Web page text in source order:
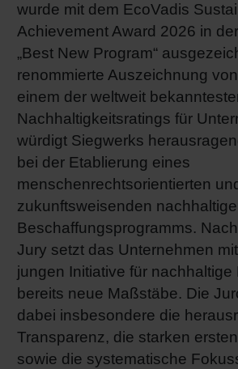
wurde mit dem EcoVadis
Achievement Award 2026 in
„Best New Program“
renommierte Auszeichnung
einem der weltweit
Nachhaltigkeitsratings für
würdigt Siegwerks
bei der Etablierung eines
menschenrechtsorientierten
zukunftsweisenden
Beschaffungsprogramms.
Jury setzt das Unternehmen
jungen Initiative für nachhaltige
bereits neue Maßstäbe. Die
dabei insbesondere die
Transparenz, die starken
sowie die systematische